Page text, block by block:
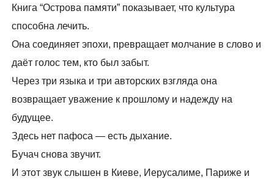
Книга “Острова памяти” показывает, что культура
способна лечить.
Она соединяет эпохи, превращает молчание в слово и
даёт голос тем, кто был забыт.
Через три языка и три авторских взгляда она
возвращает уважение к прошлому и надежду на
будущее.
Здесь нет пафоса — есть дыхание.
Бучач снова звучит.
И этот звук слышен в Киеве, Иерусалиме, Париже и